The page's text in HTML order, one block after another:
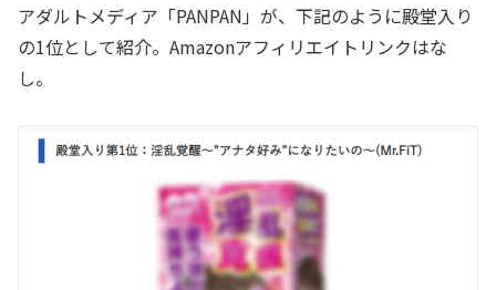
アダルトメディア「PANPAN」が、下記のように殿堂入り
の1位として紹介。Amazonアフィリエイトリンクはな
し。